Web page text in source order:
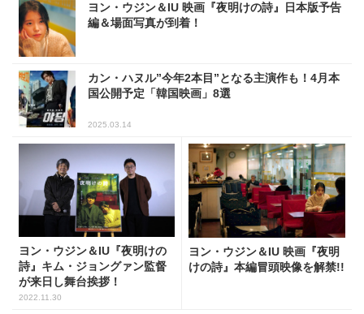
ヨン・ウジン＆IU 映画『夜明けの詩』日本版予告
編＆場面写真が到着！
カン・ハヌル”今年2本目”となる主演作も！4月本
国公開予定「韓国映画」8選
2025.03.14
ヨン・ウジン＆IU『夜明けの
詩』キム・ジョングァン監督
が来日し舞台挨拶！
2022.11.30
ヨン・ウジン＆IU 映画『夜明
けの詩』本編冒頭映像を解禁!!